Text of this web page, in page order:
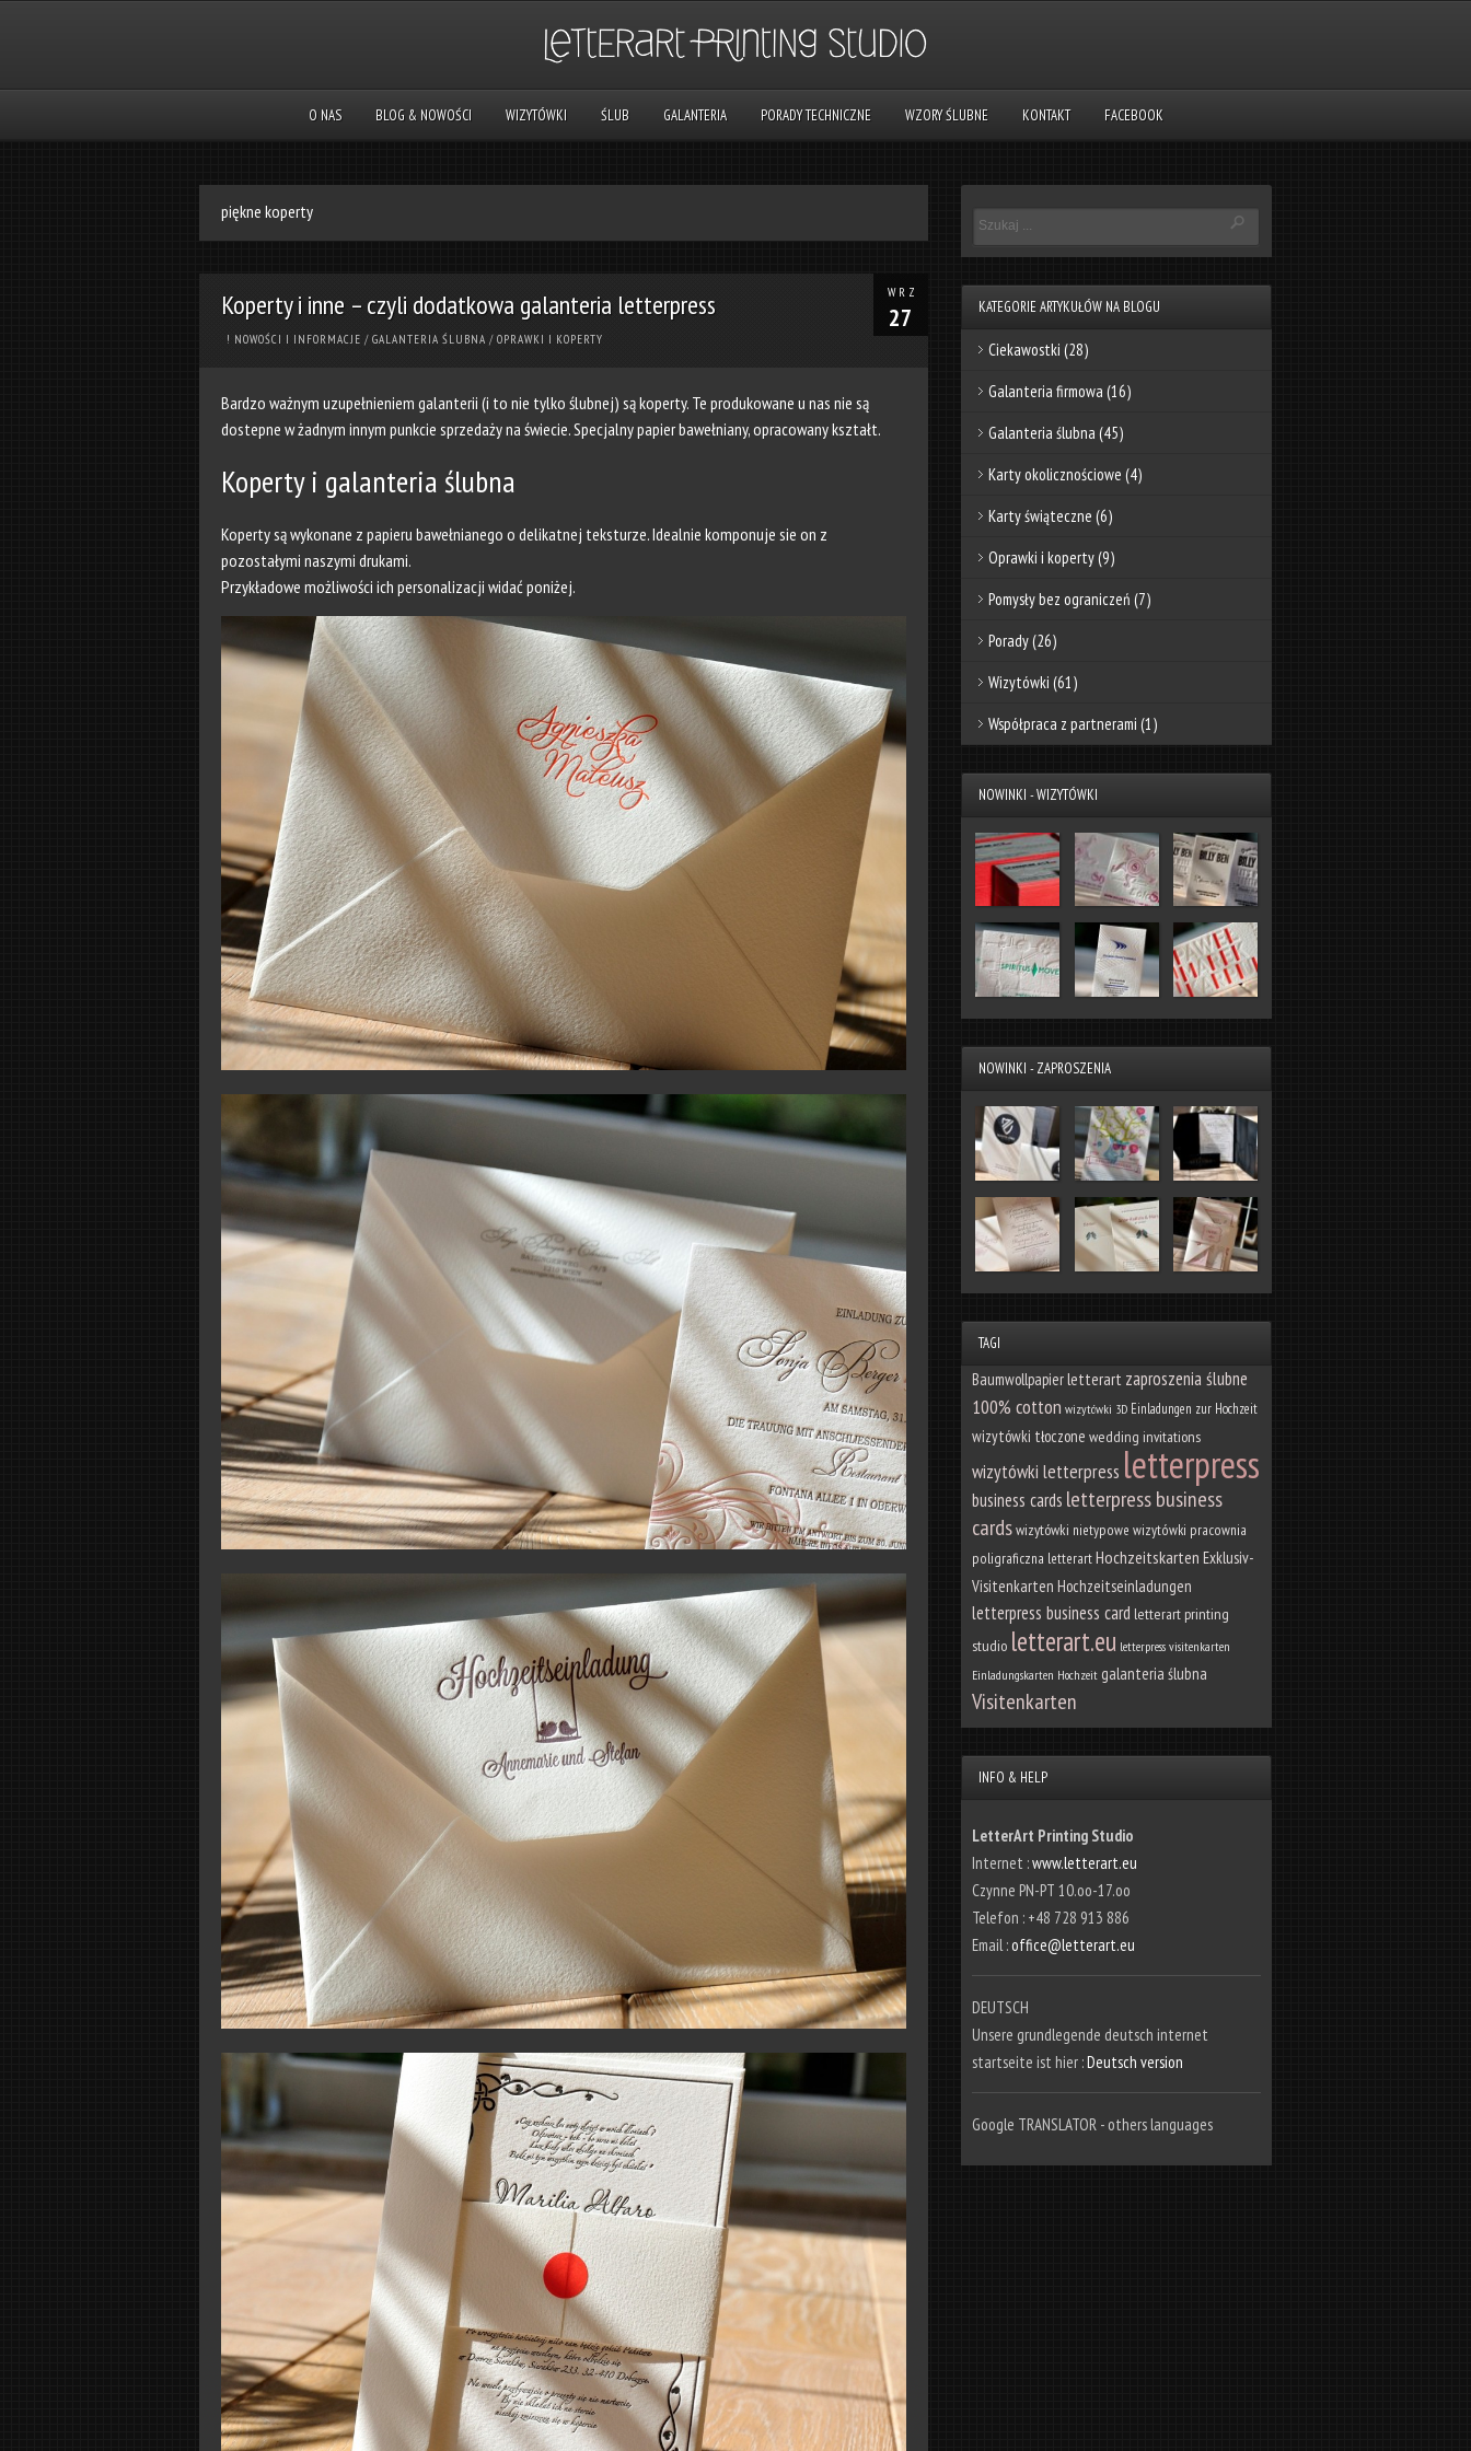
O NAS BLOG & NOWOŚCI WIZYTÓWKI ŚLUB GALANTERIA PORADY TECHNICZNE WZORY ŚLUBNE KONTAKT FACEBOOK
piękne koperty
WRZ
27
Koperty i inne – czyli dodatkowa galanteria letterpress
! NOWOŚCI I INFORMACJE / GALANTERIA ŚLUBNA / OPRAWKI I KOPERTY
Bardzo ważnym uzupełnieniem galanterii (i to nie tylko ślubnej) są koperty. Te produkowane u nas nie są
dostepne w żadnym innym punkcie sprzedaży na świecie. Specjalny papier bawełniany, opracowany kształt.
Koperty i galanteria ślubna
Koperty są wykonane z papieru bawełnianego o delikatnej teksturze. Idealnie komponuje sie on z
pozostałymi naszymi drukami.
Przykładowe możliwości ich personalizacji widać poniżej.
KATEGORIE ARTYKUŁÓW NA BLOGU
Ciekawostki (28)
Galanteria firmowa (16)
Galanteria ślubna (45)
Karty okolicznościowe (4)
Karty świąteczne (6)
Oprawki i koperty(9)
Pomysły bez ograniczeń (7)
Porady(26)
Wizytówki (61)
Współpraca z partnerami (1)
NOWINKI - WIZYTÓWKI
NOWINKI - ZAPROSZENIA
TAGI
Baumwollpapierletterart zaproszenia ślubne
100% cotton wizytówki 3D Einladungen zur Hochzeit
wizytówki tłoczone wedding invitations
wizytówki letterpress letterpress
business cards letterpress business
cardswizytówki nietypowe wizytówki pracownia
poligraficzna letterartHochzeitskarten Exklusiv-
Visitenkarten Hochzeitseinladungen
letterpress business card letterart printing
studio letterart.eu letterpress visitenkarten
Einladungskarten Hochzeit galanteria ślubna
Visitenkarten
INFO & HELP
LetterArt Printing Studio
Internet :www.letterart.eu
Czynne PN-PT 10.oo-17.oo
Telefon : +48 728 913 886
Email :office@letterart.eu
DEUTSCH
Unsere grundlegende deutsch internet
startseite ist hier :Deutsch version
Google TRANSLATOR - others languages